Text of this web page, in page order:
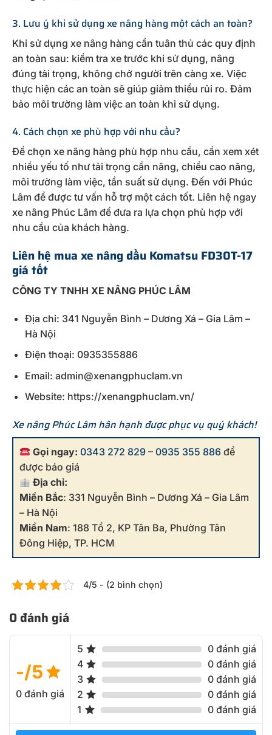
3. Lưu ý khi sử dụng xe nâng hàng một cách an toàn?
Khi sử dụng xe nâng hàng cần tuân thủ các quy định
an toàn sau: kiểm tra xe trước khi sử dụng, nâng
đúng tải trọng, không chở người trên càng xe. Việc
thực hiện các an toàn sẽ giúp giảm thiểu rủi ro. Đảm
bảo môi trường làm việc an toàn khi sử dụng.
4. Cách chọn xe phù hợp với nhu cầu?
Để chọn xe nâng hàng phù hợp nhu cầu, cần xem xét
nhiều yếu tố như tải trọng cần nâng, chiều cao nâng,
môi trường làm việc, tần suất sử dụng. Đến với Phúc
Lâm để được tư vấn hỗ trợ một cách tốt. Liên hệ ngay
xe nâng Phúc Lâm để đưa ra lựa chọn phù hợp với
nhu cầu của khách hàng.
Liên hệ mua xe nâng dầu Komatsu FD30T-17
giá tốt
CÔNG TY TNHH XE NÂNG PHÚC LÂM
Địa chỉ: 341 Nguyễn Bình – Dương Xá – Gia Lâm –
Hà Nội
Điện thoại: 0935355886
Email: admin@xenangphuclam.vn
Website: https://xenangphuclam.vn/
Xe nâng Phúc Lâm hân hạnh được phục vụ quý khách!
Gọi ngay: 0343 272 829 –0935 355 886 để
được báo giá
Địa chỉ:
Miền Bắc: 331 Nguyễn Bình – Dương Xá – Gia Lâm
– Hà Nội
Miền Nam: 188 Tổ 2, KP Tân Ba, Phường Tân
Đông Hiệp, TP. HCM
4/5 - (2 bình chọn)
0 đánh giá
-/5
0 đánh giá
5
0 đánh giá
4
0 đánh giá
3
0 đánh giá
2
0 đánh giá
1
0 đánh giá